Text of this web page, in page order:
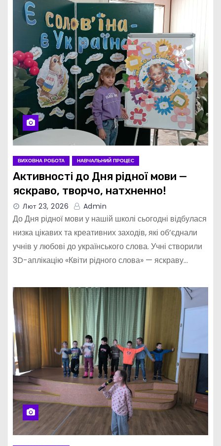
ВИХОВНА РОБОТА НАВЧАЛЬНИЙ ПРОЦЕС
Активності до Дня рідної мови —
яскраво, творчо, натхненно!
Лют 23, 2026 Admin
До Дня рідної мови у нашій школі сьогодні відбулася
низка цікавих та креативних заходів, які об’єднали
учнів у любові до українського слова. Учні створили
3D-аплікацію «Квіти рідного слова» — яскраву…